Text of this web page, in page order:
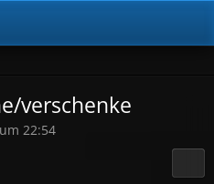
verschenke
22:54